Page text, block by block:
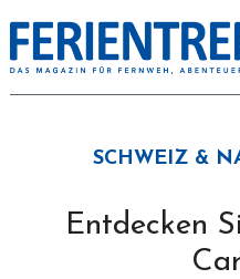
SCHWEIZ &
Entdecken